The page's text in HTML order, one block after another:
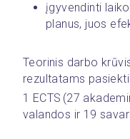
įgyvendinti
planus, juos
Teorinis darbo
rezultatams
1 ECTS (27
valandos ir 19